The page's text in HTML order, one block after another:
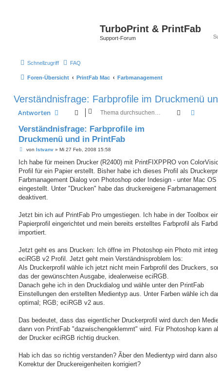
TurboPrint & PrintFab
Support-Forum
Schnellzugriff FAQ
Foren-Übersicht PrintFab Mac Farbmanagement
Verständnisfrage: Farbprofile im Druckmenü
Antworten Suche
Verständnisfrage: Farbprofile im
Druckmenü und in PrintFab
B
i
r
a
von Istvanv» Mi 27 Feb, 2008 15:58
Ich habe für meinen Drucker (R2400) mit PrintFIXPPRO von
Profil für ein Papier erstellt. Bisher habe ich dieses Profil als
Farbmanagement Dialog von Photoshop oder Indesign - unter Mac
eingestellt. Unter "Drucken" habe das druckereigene Farbmanagement
deaktivert.
Jetzt bin ich auf PrintFab Pro umgestiegen. Ich habe in der Toolbox
Papierprofil eingerichtet und mein bereits erstelltes Farbprofil als
importiert.
Jetzt geht es ans Drucken: Ich öffne im Photoshop ein Photo mit
eciRGB v2 Profil. Jetzt geht mein Verständnisproblem los:
Als Druckerprofil wähle ich jetzt nicht mein Farbprofil des Druckers,
das der gewünschten Ausgabe, idealerweise eciRGB.
Danach gehe ich in den Druckdialog und wähle unter den PrintFab
Einstellungen den erstellten Medientyp aus. Unter Farben wähle ich
optimal; RGB; eciRGB v2 aus.
Das bedeutet, dass das eigentlicher Druckerprofil wird durch den
dann von PrintFab "dazwischengeklemmt" wird. Für Photoshop kann
der Drucker eciRGB richtig drucken.
Hab ich das so richtig verstanden? Ãber den Medientyp wird dann
Korrektur der Druckereigenheiten korrigiert?